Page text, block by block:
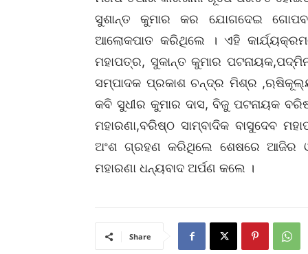
ସୁଶାନ୍ତ କୁମାର କର ଯୋଗଦେଇ
ଆଲୋକପାତ କରିଥିଲେ । ଏହି
ମହାପତ୍ର, ସୁକାନ୍ତ କୁମାର
ସମ୍ପାଦକ ପ୍ରକାଶ ଚନ୍ଦ୍ର ମିଶ୍ର
କବି ସୁଧୀର କୁମାର ଦାସ, ବିଜୁ ପଟନାୟକ
ମହାରଣା,ବରିଷ୍ଠ ସାମ୍ବାଦିକ ବାସୁଦେବ
ଅଂଶ ଗ୍ରହଣ କରିଥିଲେ ଶେଷରେ ଆଜିର
ମହାରଣା ଧନ୍ୟବାଦ ଅର୍ପଣ କଲେ ।
Share